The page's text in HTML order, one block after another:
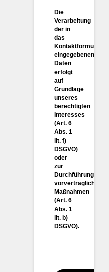
Die
Verarbeitung
der in
das
Kontaktformular
eingegebenen
Daten
erfolgt
auf
Grundlage
unseres
berechtigten
Interesses
(Art. 6
Abs. 1
lit. f)
DSGVO)
oder
zur
Durchführung
vorvertraglicher
Maßnahmen
(Art. 6
Abs. 1
lit. b)
DSGVO).